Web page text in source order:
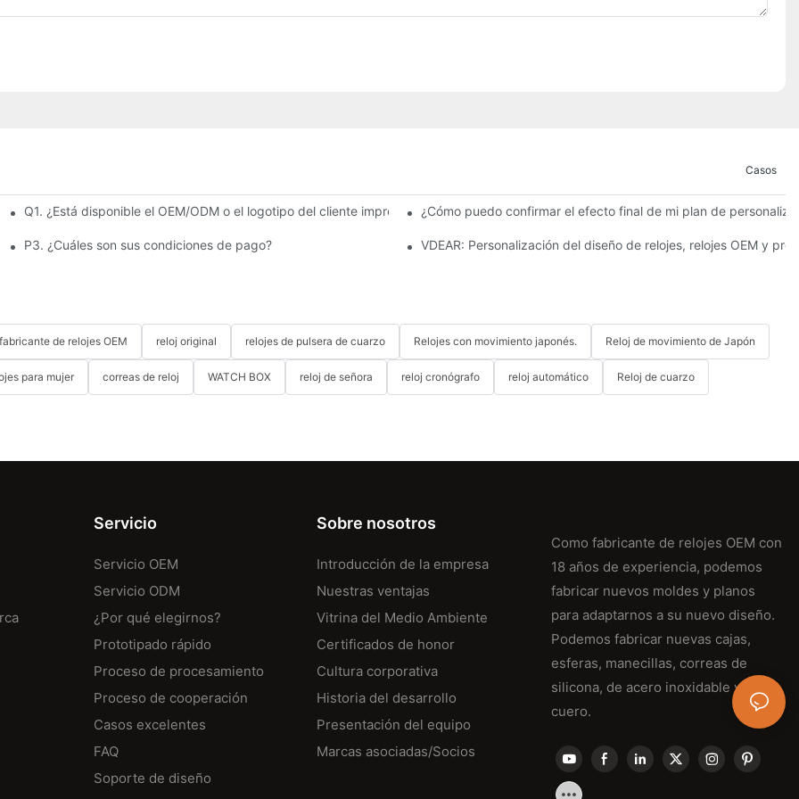
Casos
Q1. ¿Está disponible el OEM/ODM o el logotipo del cliente impreso en el reloj?¿Cómo puedo confirmar el efecto final de mi plan de
P3. ¿Cuáles son sus condiciones de pago? VDEAR: Personalización del diseño de relojes, relojes OEM y
fabricante de relojes OEM reloj original relojes de pulsera de cuarzo Relojes con movimiento japonés. Reloj de movimiento de Japón
para mujer correas de reloj WATCH BOX reloj de señora reloj cronógrafo reloj automático Reloj de cuarzo
Servicio
Servicio OEM
Servicio ODM
¿Por qué elegirnos?
Prototipado rápido
Proceso de procesamiento
Proceso de cooperación
Casos excelentes
FAQ
Soporte de diseño
Sobre nosotros
Introducción de la empresa
Nuestras ventajas
Vitrina del Medio Ambiente
Certificados de honor
Cultura corporativa
Historia del desarrollo
Presentación del equipo
Marcas asociadas/Socios
Como fabricante de relojes OEM con
18 años de experiencia, podemos
fabricar nuevos moldes y planos
para adaptarnos a su nuevo diseño.
Podemos fabricar nuevas cajas,
esferas, manecillas, correas de
silicona, de acero inoxidable y de
cuero.